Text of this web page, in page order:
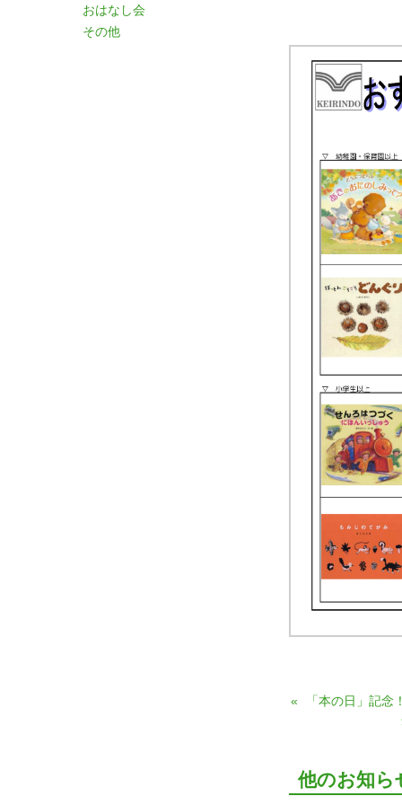
«
「本の日」記
他のお知ら
おはなし会
その他